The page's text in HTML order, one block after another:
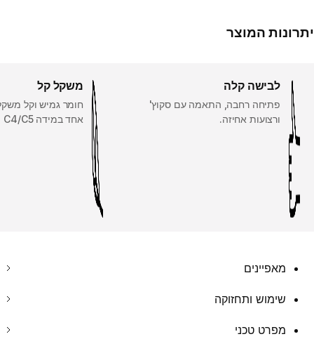
יתרונות המוצר
לבישה קלה
פתיחה רחבה, התאמה עם סקוץ'
ורצועות אחיזה.
משקל קל
חומר גמיש וקל
אחד במידה C4/C5‏ = 159 גרם.
מאפיינים
שימוש ותחזוקה
מפרט טכני